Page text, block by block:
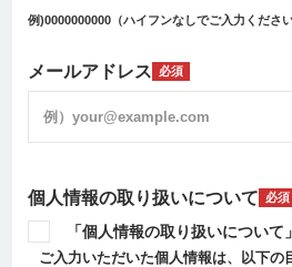
例)0000000000（ハイフンなしでご入力ください
メールアドレス 必須
個人情報の取り扱いについて 必須
「個人情報の取り扱いについて
ご入力いただいた個人情報は、以下の